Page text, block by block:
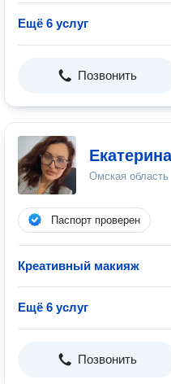
Ещё 6 услуг
Позвонить
Омская область
Паспорт проверен
Креативный макияж
Ещё 6 услуг
Позвонить